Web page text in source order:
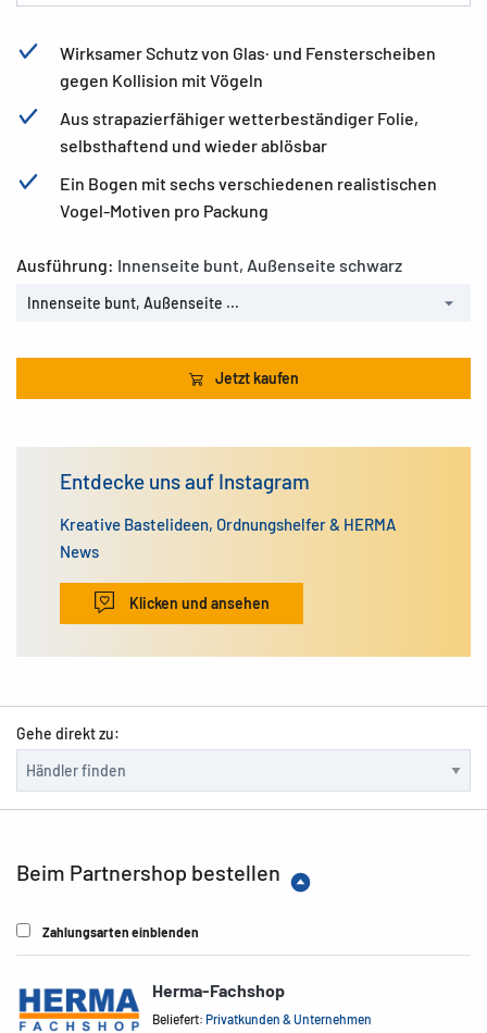
Wirksamer Schutz von Glas· und Fensterscheiben
gegen Kollision mit Vögeln
Aus strapazierfähiger wetterbeständiger Folie,
selbsthaftend und wieder ablösbar
Ein Bogen mit sechs verschiedenen realistischen
Vogel-Motiven pro Packung
Ausführung: Innenseite bunt, Außenseite schwarz
Innenseite bunt, Außenseite ...
Jetzt kaufen
Entdecke uns auf Instagram
Kreative Bastelideen, Ordnungshelfer & HERMA
News
Klicken und ansehen
Gehe direkt zu:
Beim Partnershop bestellen
Zahlungsarten einblenden
Herma-Fachshop
Beliefert:Privatkunden & Unternehmen